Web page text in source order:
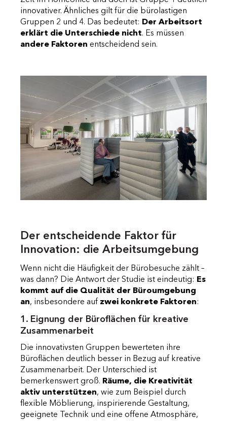
innovativer. Ähnliches gilt für die bürolastigen
Gruppen 2 und 4. Das bedeutet: Der Arbeitsort
erklärt die Unterschiede nicht. Es müssen
andere Faktoren entscheidend sein.
Der entscheidende Faktor für
Innovation: die Arbeitsumgebung
Wenn nicht die Häufigkeit der Bürobesuche zählt –
was dann? Die Antwort der Studie ist eindeutig: Es
kommt auf die Qualität der Büroumgebung
an, insbesondere auf zwei konkrete Faktoren:
1. Eignung der Büroflächen für kreative
Zusammenarbeit
Die innovativsten Gruppen bewerteten ihre
Büroflächen deutlich besser in Bezug auf kreative
Zusammenarbeit. Der Unterschied ist
bemerkenswert groß. Räume, die Kreativität
aktiv unterstützen, wie zum Beispiel durch
flexible Möblierung, inspirierende Gestaltung,
geeignete Technik und eine offene Atmosphäre,